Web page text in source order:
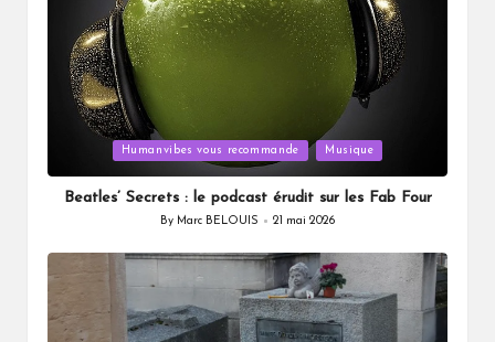
in
Humanvibes vous recommande Musique
Beatles’ Secrets : le podcast érudit sur les Fab Four
Posted
By Marc BELOUIS 21 mai 2026